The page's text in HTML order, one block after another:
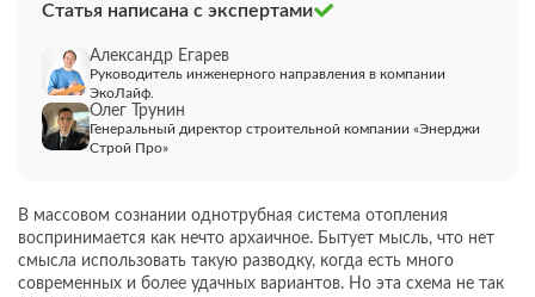
Статья написана с экспертами
Александр Егарев
Руководитель инженерного направления в компании
ЭкоЛайф.
Олег Трунин
Генеральный директор строительной компании «Энерджи
Строй Про»
В массовом сознании однотрубная система отопления
воспринимается как нечто архаичное. Бытует мысль, что нет
смысла использовать такую разводку, когда есть много
современных и более удачных вариантов. Но эта схема не так